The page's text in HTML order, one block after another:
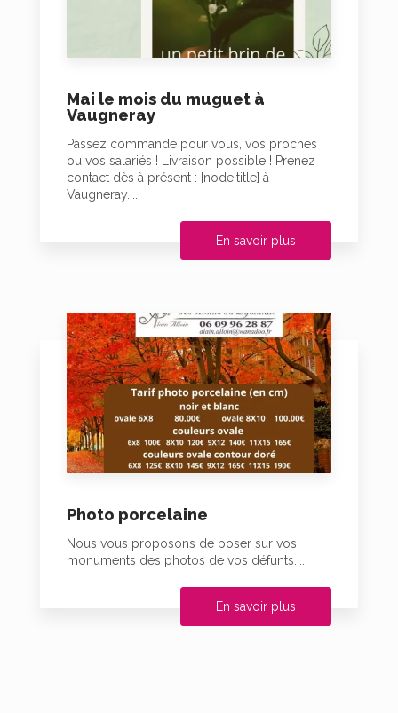
Mai le mois du muguet à
Vaugneray
Passez commande pour vous, vos proches
ou vos salariés ! Livraison possible ! Prenez
contact dès à présent : [node:title] à
Vaugneray....
En savoir plus
Photo porcelaine
Nous vous proposons de poser sur vos
monuments des photos de vos défunts....
En savoir plus